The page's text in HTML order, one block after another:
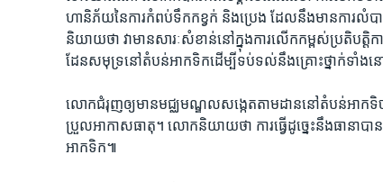
ហានិភ័យ​នៃ​ការ​កំពប់​ទឹក​កខ្វក់​ និង​ប្រេង​ ដែល​នឹង​មាន​ការ​លំប
និយាយ​ថា​ វា​មាន​សារៈ​សំខាន់​នៅ​ក្នុង​ការ​លើកកម្ពស់​ប្រតិបត្តិក
ដែន​សមុទ្រ​នៅ​តំបន់អាកទិកដើម្បី​ទប់ទល់​នឹង​គ្រោះថ្នាក់​ទាំង​ន
លោក​ជំរុញ​ឲ្យ​មាន​មជ្ឈមណ្ឌល​សង្កេត​តាម​ដាន​នៅ​តំបន់​អាកទិ
ប្រួល​អាកាសធាតុ។ លោក​និយាយ​ថា ការ​ធ្វើ​ដូច្នេះ​នឹង​ធានា​បា
អាកទិក៕